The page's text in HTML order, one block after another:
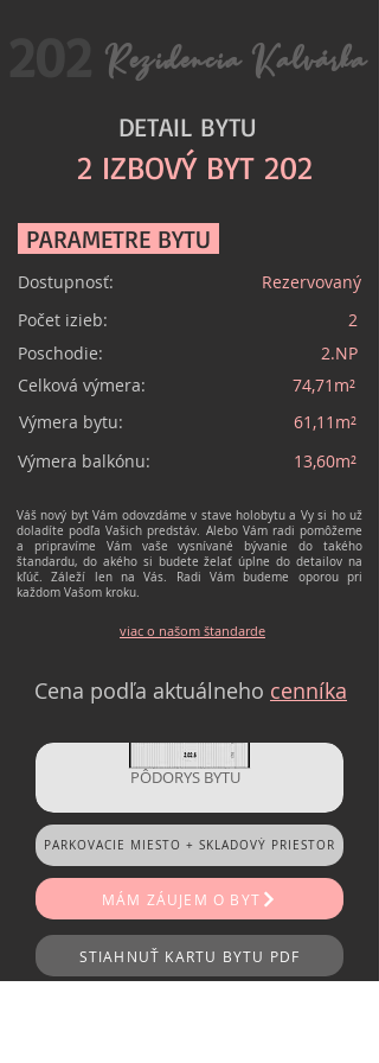
Rezidencia Kalvárka
DETAIL BYTU
2 IZBOVÝ BYT 202
PARAMETRE BYTU
Dostupnosť:
Počet izieb:
Poschodie:
Celková výmera:
Výmera bytu:
Výmera balkónu:
Rezervovaný
2
2.NP
74,71m²
61,11m²
13,60m²
Váš nový byt Vám odovzdáme v stave holobytu a Vy si ho už
doladíte podľa Vašich predstáv. Alebo Vám radi pomôžeme
a pripravíme Vám vaše vysnívané bývanie do takého
štandardu, do akého si budete želať úplne do detailov na
kľúč. Záleží len na Vás. Radi Vám budeme oporou pri
každom Vašom kroku.
viac o našom štandarde
Cena podľa aktuálneho cenníka
PÔDORYS BYTU
PARKOVACIE MIESTO + SKLADOVÝ PRIESTOR
MÁM ZÁUJEM O BYT
STIAHNUŤ KARTU BYTU PDF